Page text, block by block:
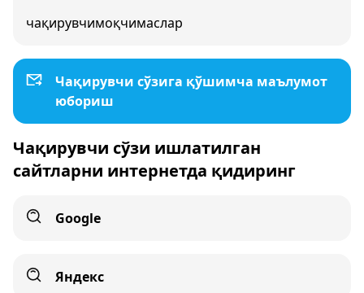
чақирувчимоқчимаслар
Чақирувчи сўзига қўшимча маълумот
юбориш
Чақирувчи сўзи ишлатилган
сайтларни интернетда қидиринг
Google
Яндекс